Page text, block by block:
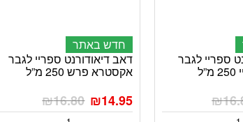
ספריי לגבר
₪
חדש באתר
דאב דיאודורנט ספריי לגבר
אקסטרא פרש 250 מ”ל
₪16.80 ₪14.95